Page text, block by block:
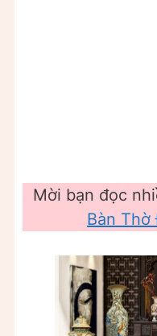
Mời bạn đọc
Bàn Thờ